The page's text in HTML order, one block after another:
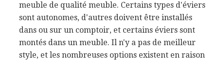
meuble de qualité meuble. Certains types d'éviers
sont autonomes, d'autres doivent être installés
dans ou sur un comptoir, et certains éviers sont
montés dans un meuble. Il n'y a pas de meilleur
style, et les nombreuses options existent en raison